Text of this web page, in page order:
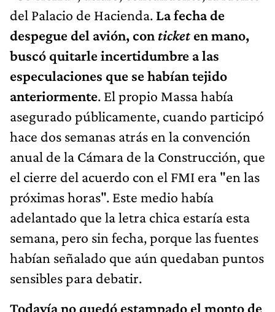
del Palacio de Hacienda. La fecha de
despegue del avión, con ticket en mano,
buscó quitarle incertidumbre a las
especulaciones que se habían tejido
anteriormente. El propio Massa había
asegurado públicamente, cuando participó
hace dos semanas atrás en la convención
anual de la Cámara de la Construcción, que
el cierre del acuerdo con el FMI era "en las
próximas horas". Este medio había
adelantado que la letra chica estaría esta
semana, pero sin fecha, porque las fuentes
habían señalado que aún quedaban puntos
sensibles para debatir.
Todavía no quedó estampado el monto de